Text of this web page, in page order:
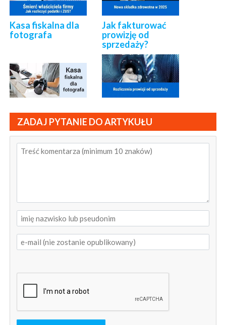
Kasa fiskalna dla
fotografa
Jak fakturować
prowizję od
sprzedaży?
ZADAJ PYTANIE DO ARTYKUŁU